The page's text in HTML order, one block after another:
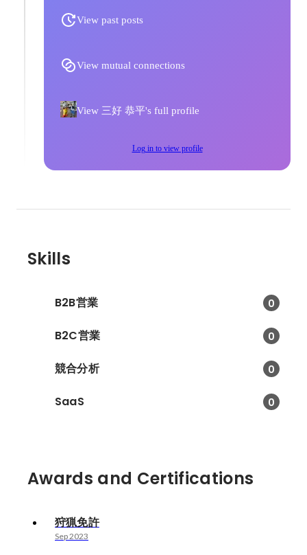
View past posts
View mutual connections
View 三好 恭平's full profile
Log in to view profile
Skills
B2B営業 0
B2C営業 0
競合分析 0
SaaS 0
Awards and Certifications
狩猟免許
Sep 2023